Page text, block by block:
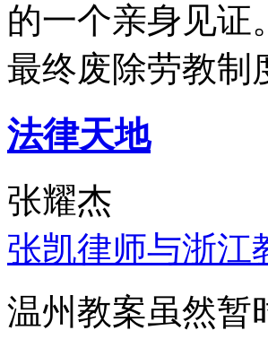
的一个亲身见证
最终废除劳教制
法律天地
张耀杰
张凯律师与浙江
温州教案虽然暂